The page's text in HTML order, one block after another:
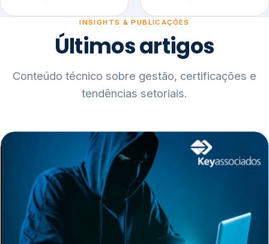
INSIGHTS & PUBLICAÇÕES
Últimos artigos
Conteúdo técnico sobre gestão, certificações e
tendências setoriais.